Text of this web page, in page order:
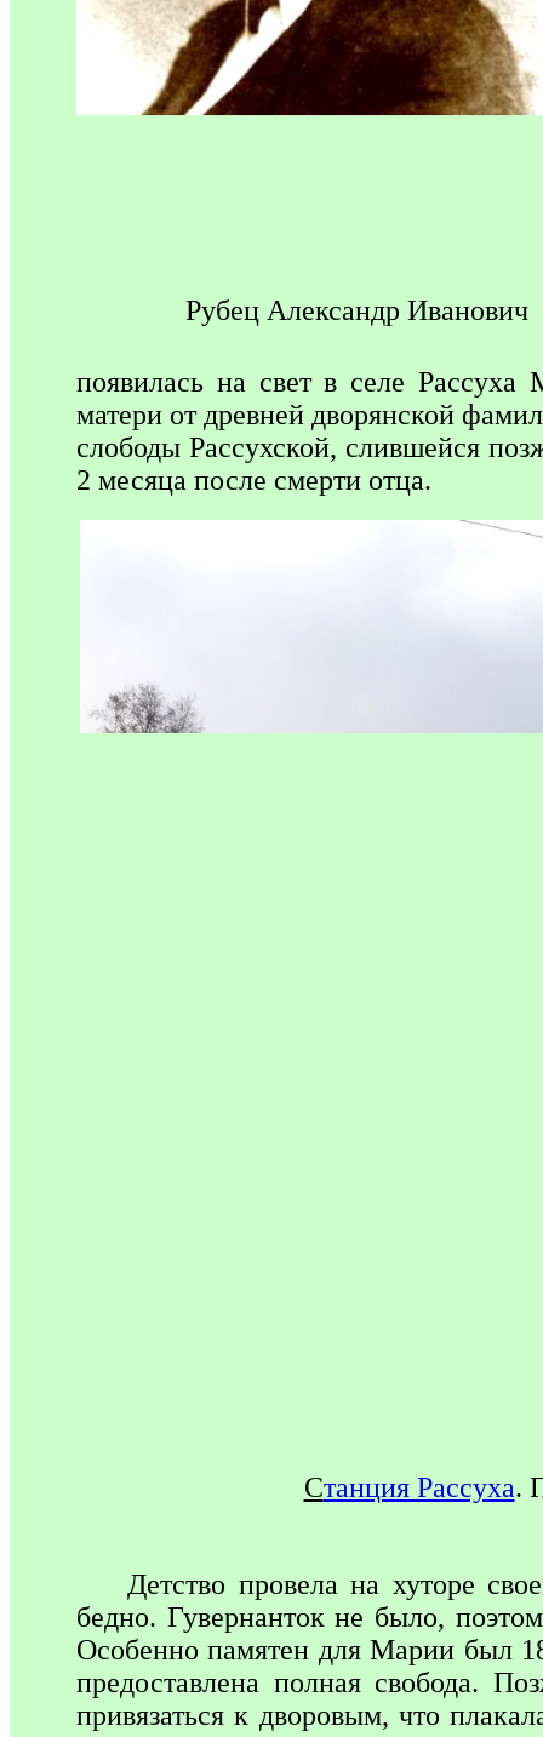
Рубец Александр Иванович
появилась на свет в селе Рассуха
матери от древней дворянской
слободы Рассухской, слившейся
2 месяца после смерти отца.
Станция Рассуха.
Детство провела на хуторе
бедно. Гувернанток не было,
Особенно памятен для Марии был
предоставлена полная свобода.
привязаться к дворовым, что